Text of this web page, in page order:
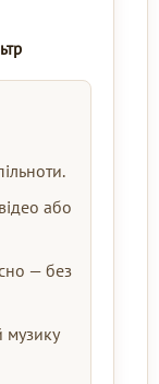
або
— без
музику